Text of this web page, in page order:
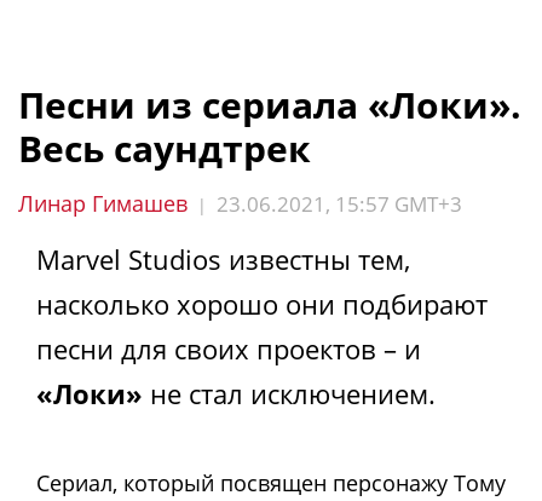
Песни из сериала «Локи».
Весь саундтрек
Линар Гимашев | 23.06.2021, 15:57 GMT+3
Marvel Studios известны тем,
насколько хорошо они подбирают
песни для своих проектов – и
«Локи» не стал исключением.
Сериал, который посвящен персонажу Тому